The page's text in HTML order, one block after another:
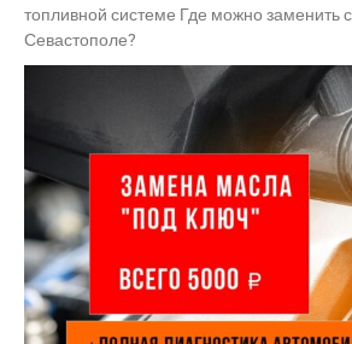
топливной системе Где можно заменить
Севастополе?